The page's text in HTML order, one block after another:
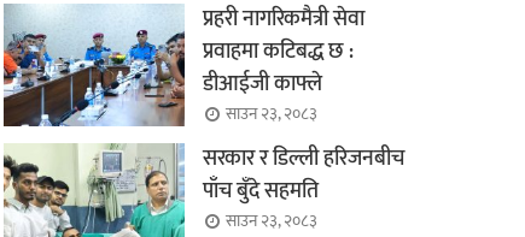
प्रहरी नागरिकमैत्री सेवा
प्रवाहमा कटिबद्ध छ :
डीआईजी काफ्ले
साउन २३, २०८३
सरकार र डिल्ली हरिजनबीच
पाँच बुँदे सहमति
साउन २३, २०८३